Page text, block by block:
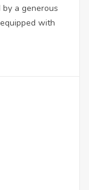
a generous
with